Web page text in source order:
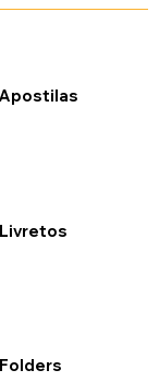
Apostilas
Livretos
Folders